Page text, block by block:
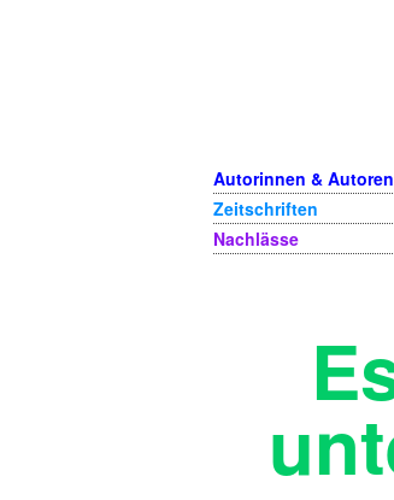
Autorinnen & Autoren
Zeitschriften
Nachlässe